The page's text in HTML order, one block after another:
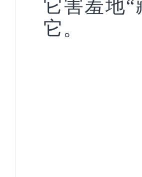
它害羞地
它。